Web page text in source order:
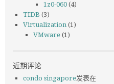
1z0-060 (4)
TIDB (3)
Virtualization (1)
VMware (1)
近期评论
condo singapore发表在